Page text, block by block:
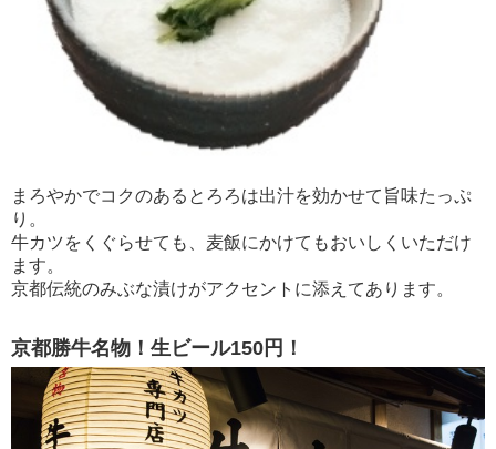
まろやかでコクのあるとろろは出汁を効かせて旨味たっぷ
り。
牛カツをくぐらせても、麦飯にかけてもおいしくいただけ
ます。
京都伝統のみぶな漬けがアクセントに添えてあります。
京都勝牛名物！生ビール150円！